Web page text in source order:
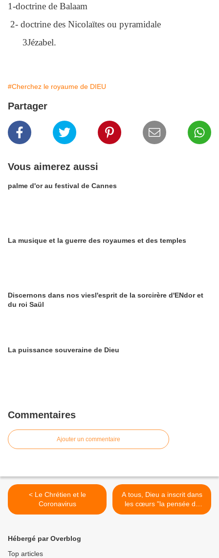
1-doctrine de Balaam
2- doctrine des Nicolaïtes ou pyramidale
3Jézabel.
#Cherchez le royaume de DIEU
Partager
Vous aimerez aussi
palme d'or au festival de Cannes
La musique et la guerre des royaumes et des temples
Discernons dans nos viesl'esprit de la sorcirère d'ENdor et
du roi Saül
La puissance souveraine de Dieu
Commentaires
Ajouter un commentaire
< Le Chrétien et le
Coronavirus
A tous, Dieu a inscrit dans
les cœurs "la pensée de
l'éternité" >
Hébergé par Overblog
Top articles